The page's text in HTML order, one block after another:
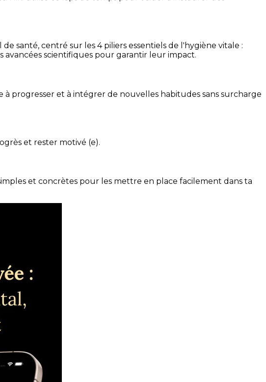
santé, centré sur les 4 piliers essentiels de l'hygiène vitale :
avancées scientifiques pour garantir leur impact.
progresser et à intégrer de nouvelles habitudes sans surcharge
et rester motivé (e).
et concrètes pour les mettre en place facilement dans ta